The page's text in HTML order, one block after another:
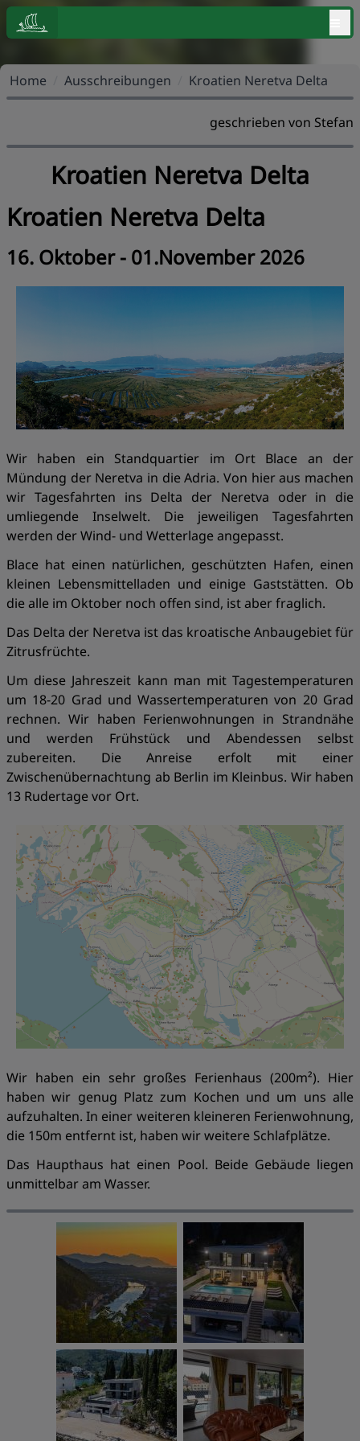
Home Ausschreibungen Kroatien Neretva Delta
geschrieben von Stefan
Kroatien Neretva Delta
Kroatien Neretva Delta
16. Oktober - 01.November 2026
Wir haben ein Standquartier im Ort Blace an der
Mündung der Neretva in die Adria. Von hier aus machen
wir Tagesfahrten ins Delta der Neretva oder in die
umliegende Inselwelt. Die jeweiligen Tagesfahrten
werden der Wind- und Wetterlage angepasst.
Blace hat einen natürlichen, geschützten Hafen, einen
kleinen Lebensmittelladen und einige Gaststätten. Ob
die alle im Oktober noch offen sind, ist aber fraglich.
Das Delta der Neretva ist das kroatische Anbaugebiet für
Zitrusfrüchte.
Um diese Jahreszeit kann man mit Tagestemperaturen
um 18-20 Grad und Wassertemperaturen von 20 Grad
rechnen. Wir haben Ferienwohnungen in Strandnähe
und werden Frühstück und Abendessen selbst
zubereiten. Die Anreise erfolt mit einer
Zwischenübernachtung ab Berlin im Kleinbus. Wir haben
13 Rudertage vor Ort.
Wir haben ein sehr großes Ferienhaus (200m²). Hier
haben wir genug Platz zum Kochen und um uns alle
aufzuhalten. In einer weiteren kleineren Ferienwohnung,
die 150m entfernt ist, haben wir weitere Schlafplätze.
Das Haupthaus hat einen Pool. Beide Gebäude liegen
unmittelbar am Wasser.